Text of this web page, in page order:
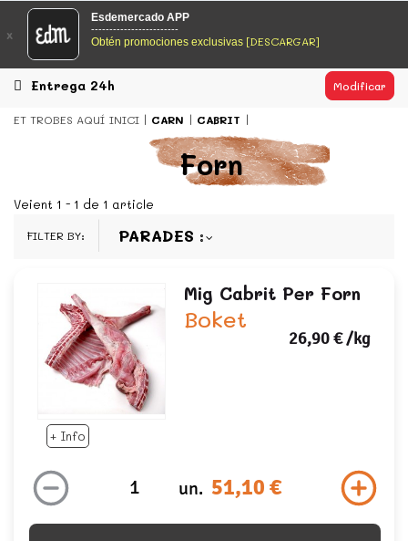
EsDeMercado.com
EsDeMercado.com te lleva a casa los mejores productos de
los mejores mercados de Barcelona y de productores
locales.
EsDeMercado.com
EsDeMercado.com te lleva a casa los mejores productos de
los mejores mercados de Barcelona y de productores
x
Esdemercado APP
------------------------
Obtén promociones exclusivas [DESCARGAR]
Entrega 24h Modificar
ET TROBES AQUÍ INICI CARN CABRIT
Forn
Veient 1 - 1 de 1 article
FILTER BY: PARADES
+ Info
Mig Cabrit Per Forn
Boket
26,90 €/kg
un. 51,10 €